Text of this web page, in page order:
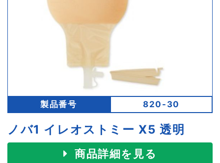
製品番号 820-30
ノバ1 イレオストミー X5 透明
商品詳細を見る